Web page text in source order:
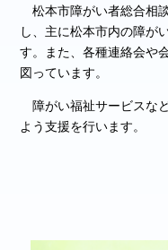
松本市障がい者総合相
し、主に松本市内の障が
す。また、各種連絡会や
図っています。
障がい福祉サービスな
よう支援を行います。